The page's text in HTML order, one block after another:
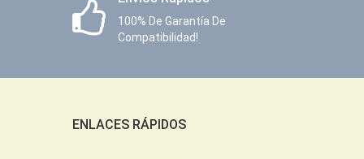
100% De Garantía De
Compatibilidad!
ENLACES RÁPIDOS